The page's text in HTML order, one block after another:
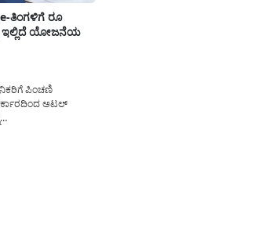
ತಿಂಗಳಿಗೆ ರೂ
ಇಲ್ಲಿದೆ ಯೋಜನೆಯ
ಪಿಂಚಣಿ
ಸರ್ಕಾರದಿಂದ ಅಟಲ್